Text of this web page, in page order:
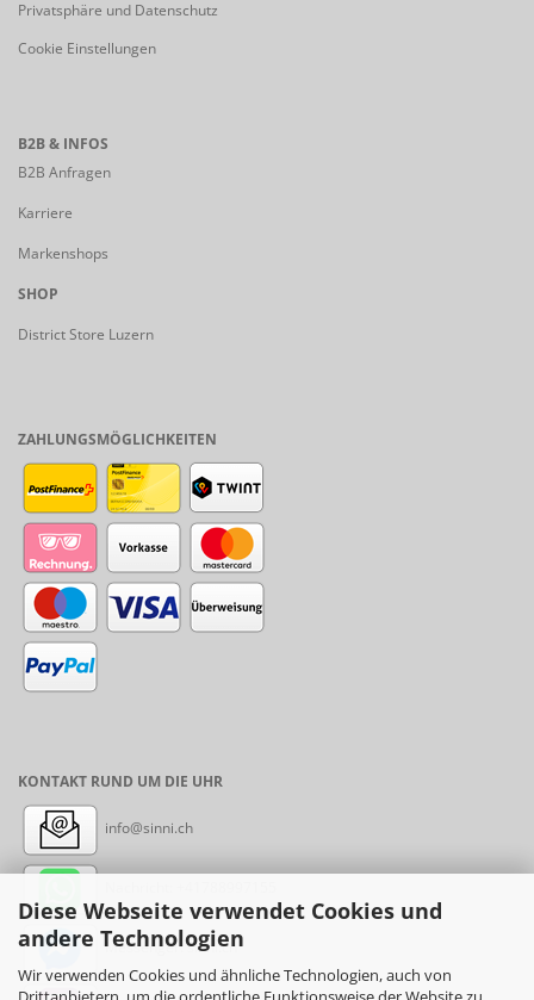
Diese Webseite verwendet Cookies und
andere Technologien
Wir verwenden Cookies und ähnliche Technologien, auch von
Privatsphäre und Datenschutz
Cookie Einstellungen
B2B & INFOS
B2B Anfragen
Karriere
Markenshops
SHOP
District Store Luzern
ZAHLUNGSMÖGLICHKEITEN
KONTAKT RUND UM DIE UHR
info@sinni.ch
Messenger: sinni.ch